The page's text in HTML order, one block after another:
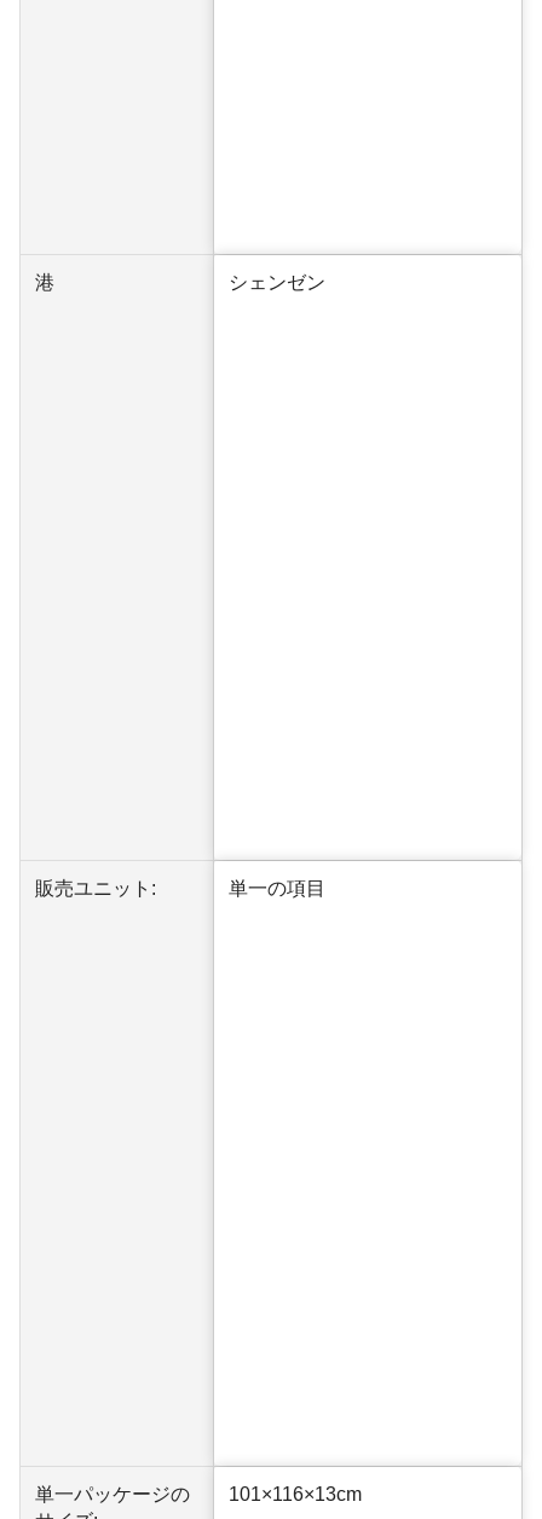
港 シェンゼン
販売ユニット: 単一の項目
単一パッケージの
101×116×13cm